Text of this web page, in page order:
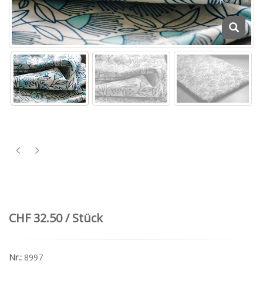
CHF 32.50 / Stück
Nr.: 8997